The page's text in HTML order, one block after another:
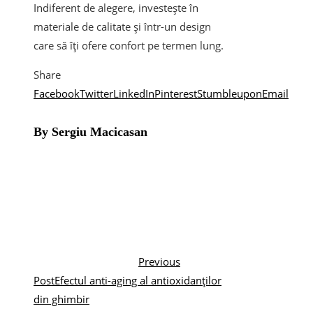
Indiferent de alegere, investește în
materiale de calitate și într-un design
care să îți ofere confort pe termen lung.
Share
FacebookTwitterLinkedInPinterestStumbleuponEmail
By Sergiu Macicasan
Previous
PostEfectul anti-aging al antioxidanților
din ghimbir